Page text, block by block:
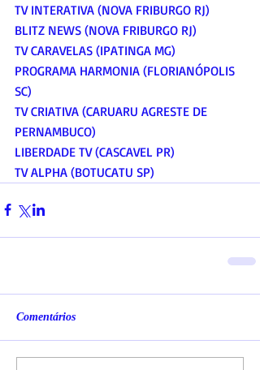
TV INTERATIVA (NOVA FRIBURGO RJ)
BLITZ NEWS (NOVA FRIBURGO RJ)
TV CARAVELAS (IPATINGA MG)
PROGRAMA HARMONIA (FLORIANÓPOLIS
SC)
TV CRIATIVA (CARUARU AGRESTE DE
PERNAMBUCO)
LIBERDADE TV (CASCAVEL PR)
TV ALPHA (BOTUCATU SP)
Comentários